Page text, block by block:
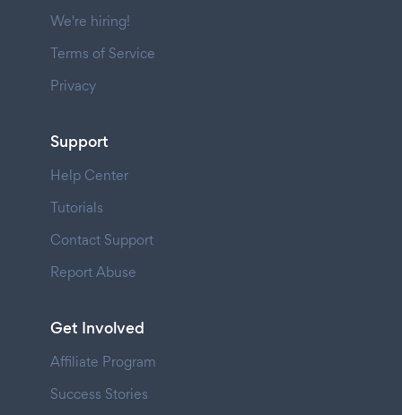
We're hiring!
Terms of Service
Privacy
Support
Help Center
Tutorials
Contact Support
Report Abuse
Get Involved
Affiliate Program
Success Stories